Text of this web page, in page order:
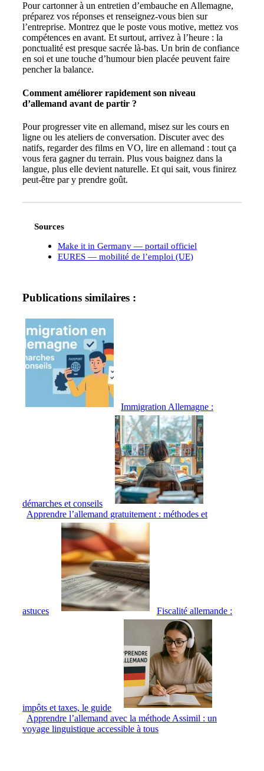
Pour cartonner à un entretien d’embauche en Allemagne,
préparez vos réponses et renseignez-vous bien sur
l’entreprise. Montrez que le poste vous motive, mettez vos
compétences en avant. Et surtout, arrivez à l’heure : la
ponctualité est presque sacrée là-bas. Un brin de confiance
en soi et une touche d’humour bien placée peuvent faire
pencher la balance.
Comment améliorer rapidement son niveau
d’allemand avant de partir ?
Pour progresser vite en allemand, misez sur les cours en
ligne ou les ateliers de conversation. Discuter avec des
natifs, regarder des films en VO, lire en allemand : tout ça
vous fera gagner du terrain. Plus vous baignez dans la
langue, plus elle devient naturelle. Et qui sait, vous finirez
peut-être par y prendre goût.
Sources
Make it in Germany — portail officiel
EURES — mobilité de l’emploi (UE)
Publications similaires :
Immigration Allemagne :
démarches et conseils
Apprendre l’allemand gratuitement : méthodes et
astuces Fiscalité allemande :
impôts et taxes, le guide
Apprendre l’allemand avec la méthode Assimil : un
voyage linguistique accessible à tous